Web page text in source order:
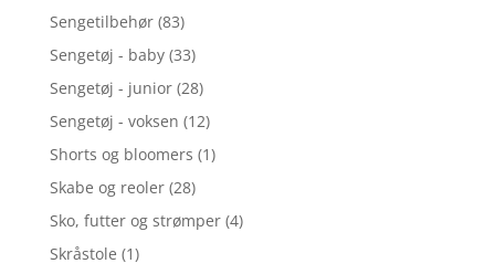
Sengetilbehør (83)
Sengetøj - baby (33)
Sengetøj - junior (28)
Sengetøj - voksen (12)
Shorts og bloomers (1)
Skabe og reoler (28)
Sko, futter og strømper (4)
Skråstole (1)